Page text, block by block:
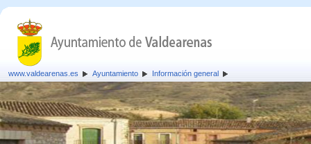
www.valdearenas.es Ayuntamiento Información general